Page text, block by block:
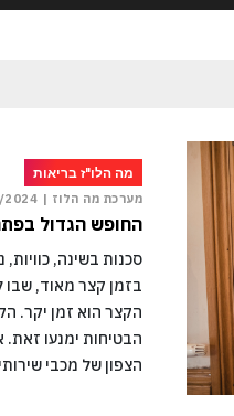
מה הלו"ז בריאות
מערכת מה הלוז | 2024
החופש הגדול
סכנות בשינה,
בזמן קצר מאוד, שבו
הקצר הוא זמן יקר.
הבטיחות ימנעו זאת.
הצפון של מכבי